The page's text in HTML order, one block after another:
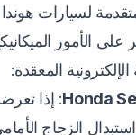
الأمور
المعقدة:
: إذا
الزجاج